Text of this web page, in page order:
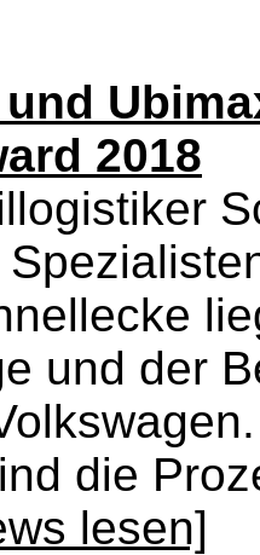
2018
und der
die
lesen]